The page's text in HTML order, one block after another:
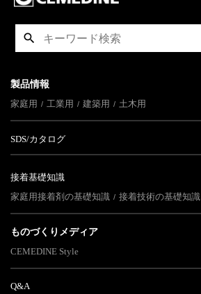
製品情報
家庭用
工業用 建築用 土木用
SDS/カタログ
接着基礎知識
家庭用接着剤の基礎知識
接着技術の基礎知識
ものづくりメディア
CEMEDINE Style
Q&A